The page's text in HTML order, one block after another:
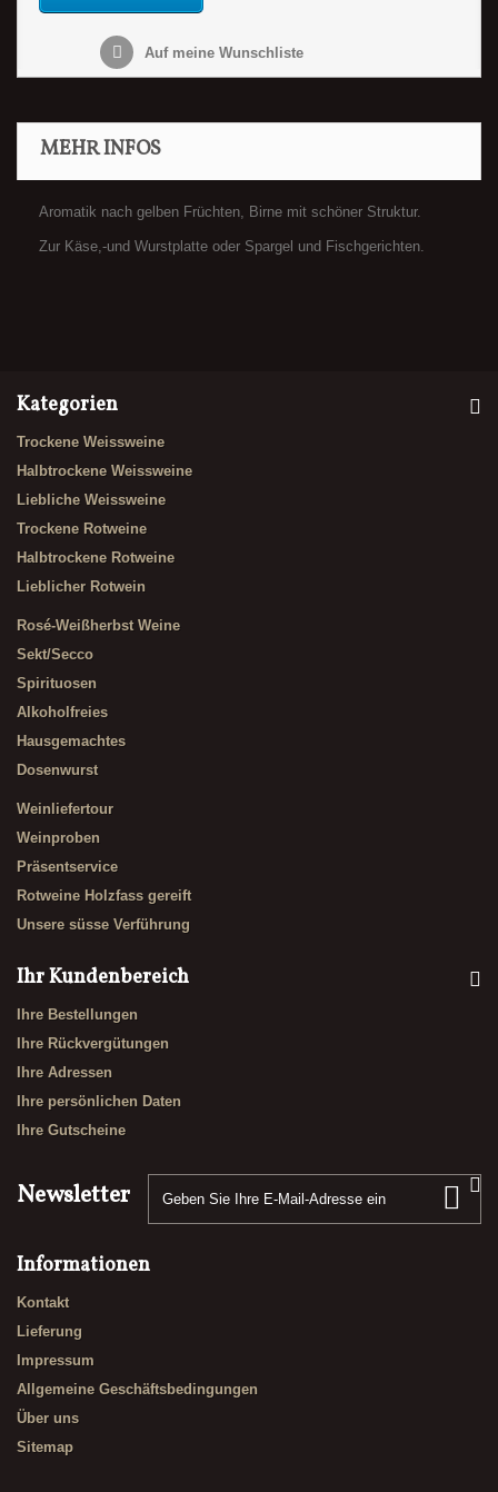
Auf meine Wunschliste
MEHR INFOS
Aromatik nach gelben Früchten, Birne mit schöner Struktur.
Zur Käse,-und Wurstplatte oder Spargel und Fischgerichten.
Kategorien
Trockene Weissweine
Halbtrockene Weissweine
Liebliche Weissweine
Trockene Rotweine
Halbtrockene Rotweine
Lieblicher Rotwein
Rosé-Weißherbst Weine
Sekt/Secco
Spirituosen
Alkoholfreies
Hausgemachtes
Dosenwurst
Weinliefertour
Weinproben
Präsentservice
Rotweine Holzfass gereift
Unsere süsse Verführung
Ihr Kundenbereich
Ihre Bestellungen
Ihre Rückvergütungen
Ihre Adressen
Ihre persönlichen Daten
Ihre Gutscheine
Newsletter
Informationen
Kontakt
Lieferung
Impressum
Allgemeine Geschäftsbedingungen
Über uns
Sitemap